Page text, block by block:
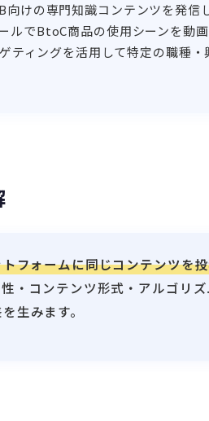
けの専門知識コンテンツを発信
でBtoC商品の使用シーンを動
ティングを活用して特定の職種
フォームに同じコンテンツを
・コンテンツ形式・アルゴリ
生みます。